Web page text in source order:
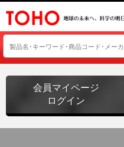
会員マイページ
ログイン